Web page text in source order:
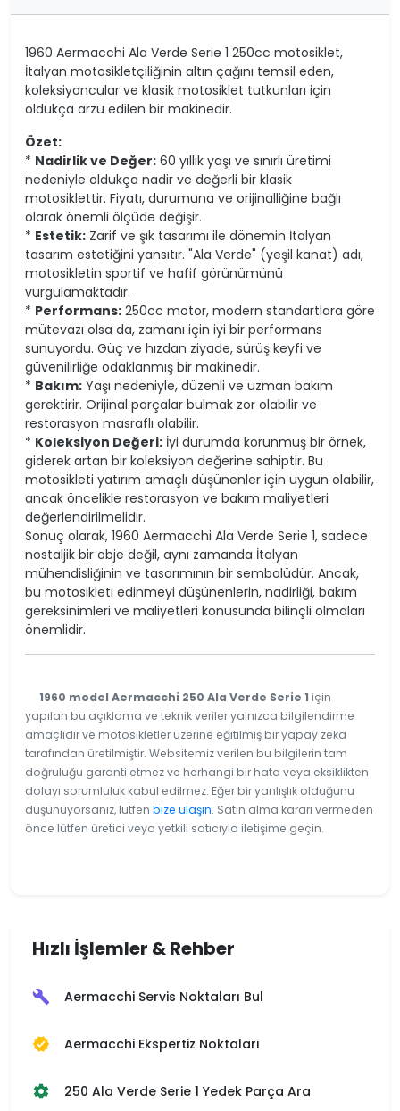
1960 Aermacchi Ala Verde Serie 1 250cc motosiklet,
İtalyan motosikletçiliğinin altın çağını temsil eden,
koleksiyoncular ve klasik motosiklet tutkunları için
oldukça arzu edilen bir makinedir.
Özet:
* Nadirlik ve Değer: 60 yıllık yaşı ve sınırlı üretimi
nedeniyle oldukça nadir ve değerli bir klasik
motosiklettir. Fiyatı, durumuna ve orijinalliğine bağlı
olarak önemli ölçüde değişir.
* Estetik: Zarif ve şık tasarımı ile dönemin İtalyan
tasarım estetiğini yansıtır. "Ala Verde" (yeşil kanat) adı,
motosikletin sportif ve hafif görünümünü
vurgulamaktadır.
* Performans: 250cc motor, modern standartlara göre
mütevazı olsa da, zamanı için iyi bir performans
sunuyordu. Güç ve hızdan ziyade, sürüş keyfi ve
güvenilirliğe odaklanmış bir makinedir.
* Bakım: Yaşı nedeniyle, düzenli ve uzman bakım
gerektirir. Orijinal parçalar bulmak zor olabilir ve
restorasyon masraflı olabilir.
* Koleksiyon Değeri: İyi durumda korunmuş bir örnek,
giderek artan bir koleksiyon değerine sahiptir. Bu
motosikleti yatırım amaçlı düşünenler için uygun olabilir,
ancak öncelikle restorasyon ve bakım maliyetleri
değerlendirilmelidir.
Sonuç olarak, 1960 Aermacchi Ala Verde Serie 1, sadece
nostaljik bir obje değil, aynı zamanda İtalyan
mühendisliğinin ve tasarımının bir sembolüdür. Ancak,
bu motosikleti edinmeyi düşünenlerin, nadirliği, bakım
gereksinimleri ve maliyetleri konusunda bilinçli olmaları
önemlidir.
1960 model Aermacchi 250 Ala Verde Serie 1 için
yapılan bu açıklama ve teknik veriler yalnızca bilgilendirme
amaçlıdır ve motosikletler üzerine eğitilmiş bir yapay zeka
tarafından üretilmiştir. Websitemiz verilen bu bilgilerin tam
doğruluğu garanti etmez ve herhangi bir hata veya eksiklikten
dolayı sorumluluk kabul edilmez. Eğer bir yanlışlık olduğunu
düşünüyorsanız, lütfen bize ulaşın. Satın alma kararı vermeden
önce lütfen üretici veya yetkili satıcıyla iletişime geçin.
Hızlı İşlemler & Rehber
build Aermacchi Servis Noktaları Bul
verified Aermacchi Ekspertiz Noktaları
settings 250 Ala Verde Serie 1 Yedek Parça Ara